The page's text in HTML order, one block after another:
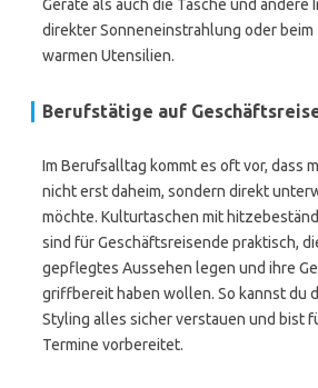
Geräte als auch die Tasche und andere
direkter Sonneneinstrahlung oder beim
warmen Utensilien.
Berufstätige auf
Im Berufsalltag kommt es oft vor, dass
nicht erst daheim, sondern direkt
möchte. Kulturtaschen mit
sind für Geschäftsreisende praktisch,
gepflegtes Aussehen legen und ihre
griffbereit haben wollen. So kannst du
Styling alles sicher verstauen und bist
Termine vorbereitet.